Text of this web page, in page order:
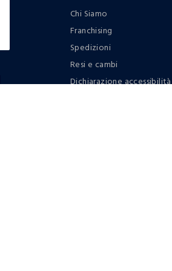
Chi Siamo
Franchising
Spedizioni
Resi e cambi
Dichiarazione accessibilità